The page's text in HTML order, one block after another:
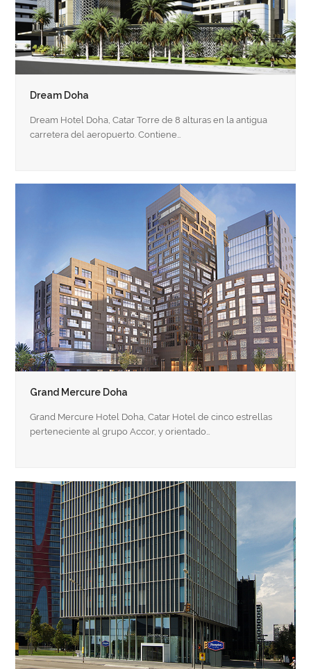
Dream Doha
Dream Hotel Doha, Catar Torre de 8 alturas en la antigua
carretera del aeropuerto. Contiene…
Grand Mercure Doha
Grand Mercure Hotel Doha, Catar Hotel de cinco estrellas
perteneciente al grupo Accor, y orientado…